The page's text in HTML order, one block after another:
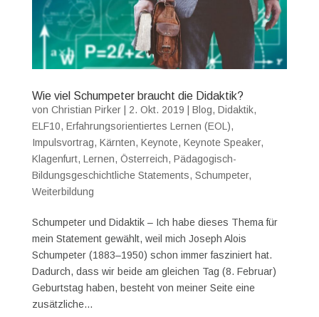
Wie viel Schumpeter braucht die Didaktik?
von Christian Pirker| 2. Okt. 2019 Blog, Didaktik,
ELF10, Erfahrungsorientiertes Lernen (EOL),
Impulsvortrag, Kärnten, Keynote, Keynote Speaker,
Klagenfurt, Lernen, Österreich, Pädagogisch-
Bildungsgeschichtliche Statements, Schumpeter,
Weiterbildung
Schumpeter und Didaktik – Ich habe dieses Thema für
mein Statement gewählt, weil mich Joseph Alois
Schumpeter (1883–1950) schon immer fasziniert hat.
Dadurch, dass wir beide am gleichen Tag (8. Februar)
Geburtstag haben, besteht von meiner Seite eine
zusätzliche...